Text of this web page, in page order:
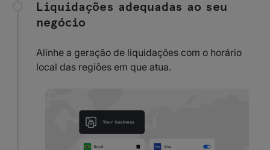
Liquidações adequadas ao seu
negócio
Alinhe a geração de liquidações com o horário
local das regiões em que atua.